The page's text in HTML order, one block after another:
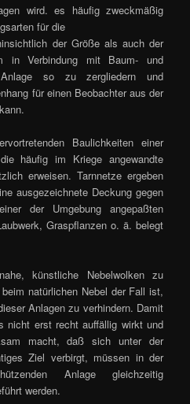
wird. es häufig zweckmäßig
für die
der Größe als auch der
in Verbindung mit Baum- und
Anlage so zu zergliedern und
für einen Beobachter aus der
Baulichkeiten einer
häufig im Kriege angewandte
erweisen. Tarnnetze ergeben
ausgezeichnete Deckung gegen
der Umgebung angepaßten
Graspflanzen o. ä. belegt
künstliche Nebelwolken zu
natürlichen Nebel der Fall ist,
Anlagen zu verhindern. Damit
nicht erst recht auffällig wirkt und
macht, daß sich unter der
Ziel verbirgt, müssen in der
Anlage gleichzeitig
werden.